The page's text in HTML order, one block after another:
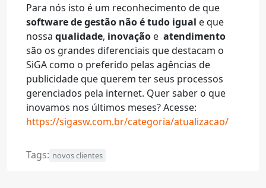
Para nós isto é um reconhecimento de que
software de gestão não é tudo igual e que
nossa qualidade, inovação e atendimento
são os grandes diferenciais que destacam o
SiGA como o preferido pelas agências de
publicidade que querem ter seus processos
gerenciados pela internet. Quer saber o que
inovamos nos últimos meses? Acesse:
https://sigasw.com.br/categoria/atualizacao/
Tags: novos clientes